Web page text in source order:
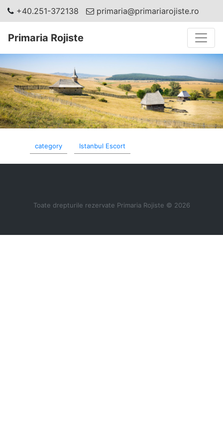
+40.251-372138 primaria@primariarojiste.ro
Primaria Rojiste
category Istanbul Escort
Toate drepturile rezervate Primaria Rojiste © 2026